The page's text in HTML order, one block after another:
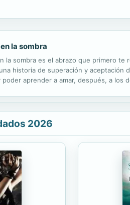
la sombra
la sombra es el abrazo que primero
historia de superación y aceptación
poder aprender a amar, después, a los
2026